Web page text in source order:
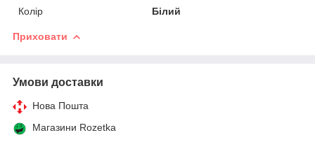
Колір
Білий
Приховати
Умови доставки
Нова Пошта
Магазини Rozetka